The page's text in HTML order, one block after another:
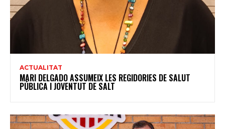
ACTUALITAT
MARI DELGADO ASSUMEIX LES REGIDORIES DE SALUT
PÚBLICA I JOVENTUT DE SALT